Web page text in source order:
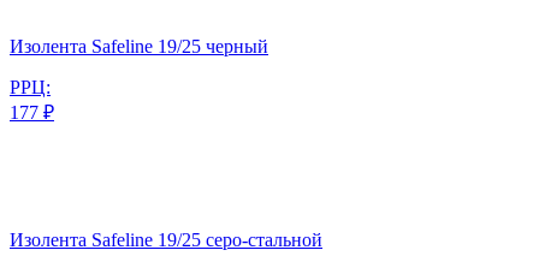
Изолента Safeline 19/25 черный
РРЦ:
177 ₽
Изолента Safeline 19/25 серо-стальной